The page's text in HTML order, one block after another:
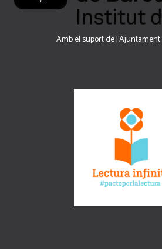
Amb el suport de